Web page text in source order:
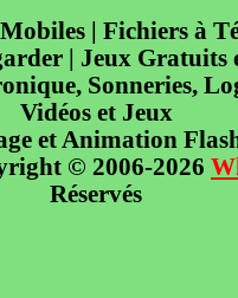
| Fichiers à
| Jeux Gratuits
Sonneries,
Vidéos et Jeux
et Animation
© 2006-2026
Réservés